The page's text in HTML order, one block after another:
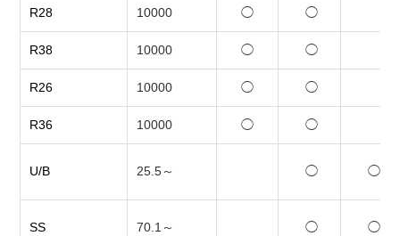
R28 10000 ◯ ◯
R38 10000 ◯ ◯
R26 10000 ◯ ◯
R36 10000 ◯ ◯
U/B 25.5～ ◯ ◯
SS 70.1～ ◯ ◯